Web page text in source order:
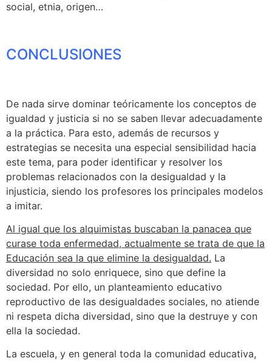
social, etnia, origen…
CONCLUSIONES
De nada sirve dominar teóricamente los conceptos de
igualdad y justicia si no se saben llevar adecuadamente
a la práctica. Para esto, además de recursos y
estrategias se necesita una especial sensibilidad hacia
este tema, para poder identificar y resolver los
problemas relacionados con la desigualdad y la
injusticia, siendo los profesores los principales modelos
a imitar.
Al igual que los alquimistas buscaban la panacea que
curase toda enfermedad, actualmente se trata de que la
Educación sea la que elimine la desigualdad. La
diversidad no solo enriquece, sino que define la
sociedad. Por ello, un planteamiento educativo
reproductivo de las desigualdades sociales, no atiende
ni respeta dicha diversidad, sino que la destruye y con
ella la sociedad.
La escuela, y en general toda la comunidad educativa,